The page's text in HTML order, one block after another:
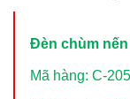
Đèn chùm nến
Mã hàng: C-